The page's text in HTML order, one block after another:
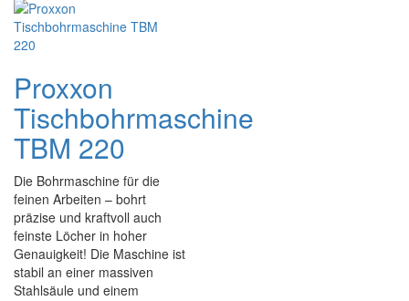
Proxxon
Tischbohrmaschine
TBM 220
Die Bohrmaschine für die
feinen Arbeiten – bohrt
präzise und kraftvoll auch
feinste Löcher in hoher
Genauigkeit! Die Maschine ist
stabil an einer massiven
Stahlsäule und einem